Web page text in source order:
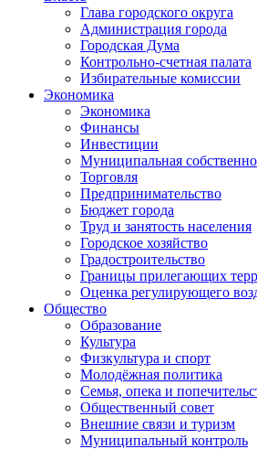
Глава городского округа
Администрация города
Городская Дума
Контрольно-счетная палата
Избирательные комиссии
Экономика
Экономика
Финансы
Инвестиции
Муниципальная
Торговля
Предпринимательство
Бюджет города
Труд и занятость населения
Городское хозяйство
Градостроительство
Границы прилегающих
Оценка регулирующего
Общество
Образование
Культура
Физкультура и спорт
Молодёжная политика
Семья, опека и
Общественный совет
Внешние связи и туризм
Муниципальный контроль